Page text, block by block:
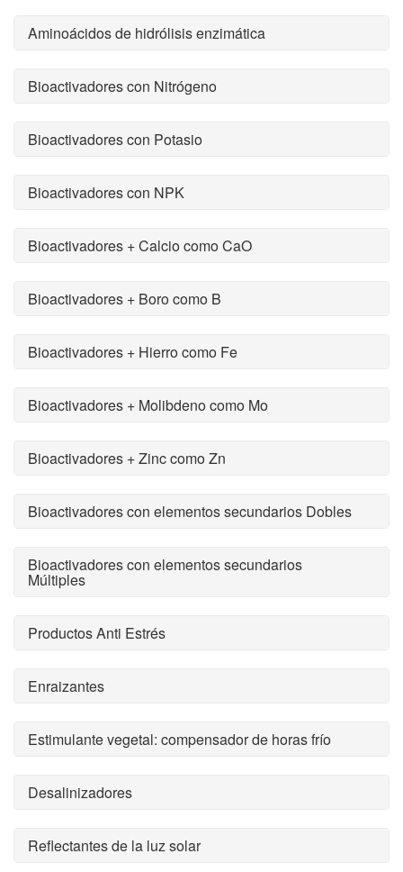
Aminoácidos de hidrólisis enzimática
Bioactivadores con Nitrógeno
Bioactivadores con Potasio
Bioactivadores con NPK
Bioactivadores + Calcio como CaO
Bioactivadores + Boro como B
Bioactivadores + Hierro como Fe
Bioactivadores + Molibdeno como Mo
Bioactivadores + Zinc como Zn
Bioactivadores con elementos secundarios Dobles
Bioactivadores con elementos secundarios
Múltiples
Productos Anti Estrés
Enraizantes
Estimulante vegetal: compensador de horas frío
Desalinizadores
Reflectantes de la luz solar